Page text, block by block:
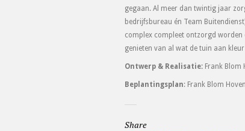
gegaan. Al meer dan twintig jaar
bedrijfsbureau én Team
complex compleet ontzorgd worden
genieten van al wat de tuin aan
Ontwerp & Realisatie:Frank Blom
Beplantingsplan: Frank Blom
Share